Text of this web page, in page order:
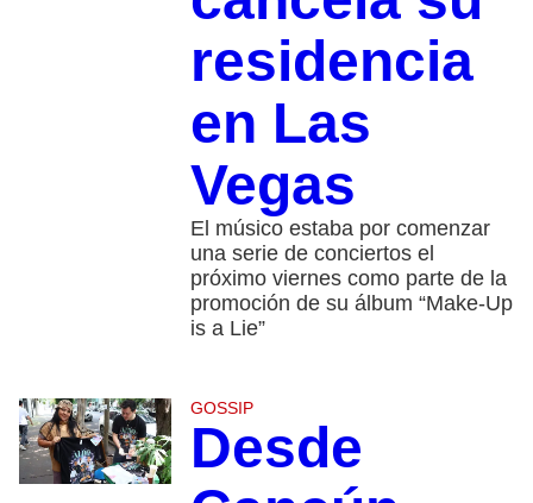
residencia
en Las
Vegas
El músico estaba por comenzar
una serie de conciertos el
próximo viernes como parte de la
promoción de su álbum “Make-Up
is a Lie”
GOSSIP
Desde